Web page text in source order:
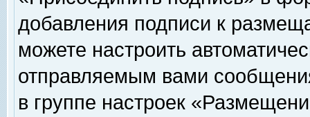
добавления подписи к
можете настроить
отправляемым вами
в группе настроек